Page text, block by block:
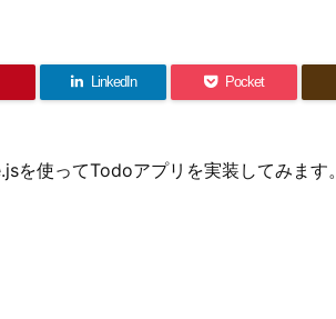
LinkedIn Pocket
を使ってTodoアプリを実装してみます。